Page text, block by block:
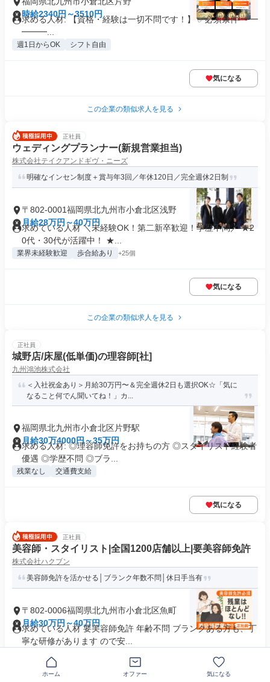
時給2340円～3510円
求める人材: 【資格・経験は一切不問です！】 ✅必須条件 ━━
━━━...
週1日からOK シフト自由
気になる
この企業の類似求人を見る
正社員
ウェディングプランナー(新規営業担当)
株式会社テイクアンドギヴ・ニーズ
明確なインセン制度＋賞与年3回／年休120日／完全週休2日制
〒802-0001福岡県北九州市小倉北区浅野
月給28万円～40万円
求めている人材 ＼未経験OK！第二新卒歓迎！学歴不問／ ★2
0代・30代が活躍中！ ★...
業界未経験歓迎 歩合給あり +25個
気になる
この企業の類似求人を見る
正社員
城野店/床屋(低単価)の理容師[社]
九州鴻池株式会社
＜入社祝金あり＞月給30万円〜＆完全週休2日も選択OK☆「気に
なること何でん聞いてね！」カ...
福岡県北九州市小倉北区片野駅
月給30万4000円～35万円
求める人材: ◎理容師免許をお持ちの方 ◎スタイリスト経験者
優遇 ◎学歴不問 ◎ブラ...
残業なし 交通費支給
気になる
正社員
美容師・スタイリスト|全国1200店舗以上|要美容師免許
株式会社ハクブン
美容師免許を活かせる│ブランク年数不問│休日手当有
〒802-0006福岡県北九州市小倉北区魚町
月給30万円～40万円
求めている人材 要美容師免許 年齢不問 ブランクある方も、丁
寧な研修があります ので安...
ホーム オファー 気になる